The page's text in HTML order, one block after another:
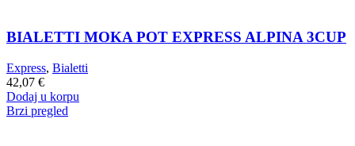
BIALETTI MOKA POT EXPRESS ALPINA 3CUP
Express, Bialetti
42,07 €
Dodaj u korpu
Brzi pregled